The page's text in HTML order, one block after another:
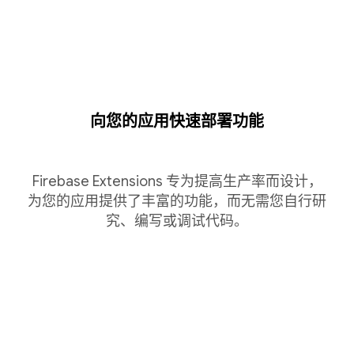
向您的应用快速部署功能
Firebase Extensions 专为提高生产率而设计，
为您的应用提供了丰富的功能，而无需您自行研
究、编写或调试代码。